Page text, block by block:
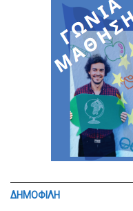
ΔΗΜΟΦΙΛΗ